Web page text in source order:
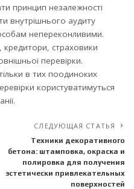
принцип незалежності
внутрішнього аудиту
непереконливими.
кредитори, страховики
перевірки.
в тих поодиноких
користуватимуться
СЛЕДУЮЩАЯ СТАТЬЯ
Техники декоративного
бетона: штамповка, окраска и
полировка для получения
эстетически привлекательных
поверхностей